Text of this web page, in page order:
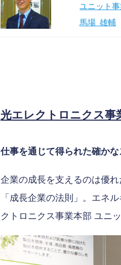
ユニット
馬場 雄輔
光エレクトロニクス事
仕事を通じて得られた確か
企業の成長を支えるのは優
「成長企業の法則」。エネ
クトロニクス事業本部 ユニ